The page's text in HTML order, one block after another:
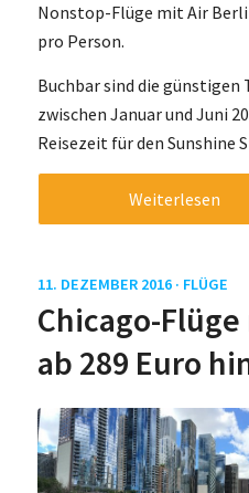
Nonstop-Flüge mit Air
pro Person.
Buchbar sind die
zwischen Januar und Juni
Reisezeit für den Sunshine
Weiterlesen
11. DEZEMBER 2016 · FLÜGE
Chicago-
ab 289 Euro